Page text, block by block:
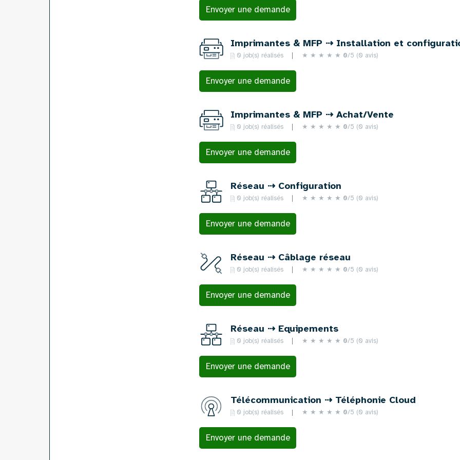
Envoyer une demande
Imprimantes & MFP ⇢ Installation et
0 job(s) réalisés ★ ★ ★ ★ ★ 0/5 (0 avis)
Envoyer une demande
Imprimantes & MFP ⇢ Achat/Vente
0 job(s) réalisés ★ ★ ★ ★ ★ 0/5 (0 avis)
Envoyer une demande
Réseau ⇢ Configuration
0 job(s) réalisés ★ ★ ★ ★ ★ 0/5 (0 avis)
Envoyer une demande
Réseau ⇢ Câblage réseau
0 job(s) réalisés ★ ★ ★ ★ ★ 0/5 (0 avis)
Envoyer une demande
Réseau ⇢ Equipements
0 job(s) réalisés ★ ★ ★ ★ ★ 0/5 (0 avis)
Envoyer une demande
Télécommunication ⇢ Téléphonie Cloud
0 job(s) réalisés ★ ★ ★ ★ ★ 0/5 (0 avis)
Envoyer une demande